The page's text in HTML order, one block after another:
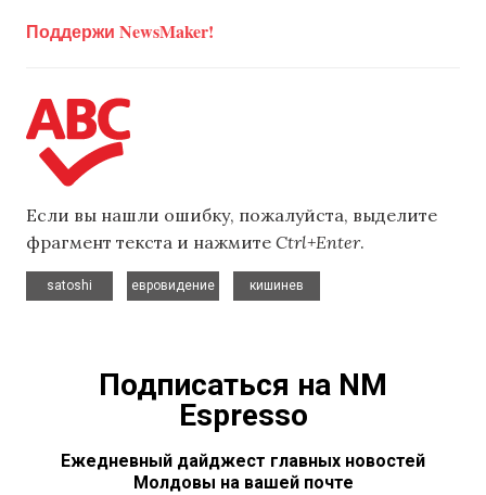
Поддержи NewsMaker!
Если вы нашли ошибку, пожалуйста, выделите
фрагмент текста и нажмите Ctrl+Enter.
satoshi
евровидение
кишинев
Подписаться на NM
Espresso
Ежедневный дайджест главных новостей
Молдовы на вашей почте